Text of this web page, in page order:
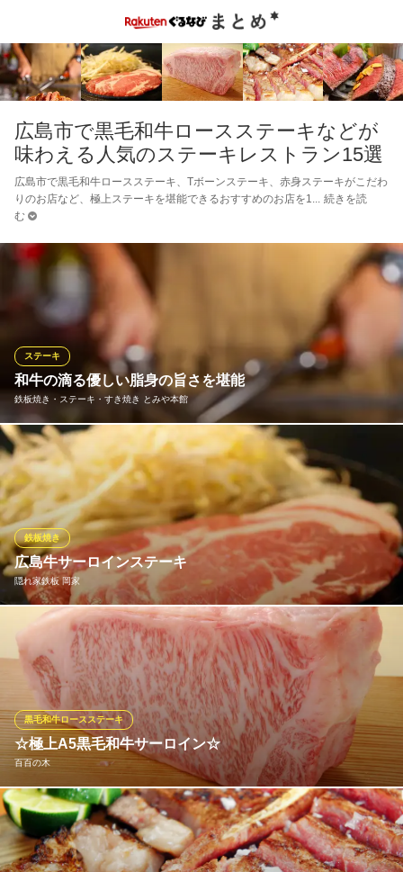
広島市で黒毛和牛ロースステーキなどが
味わえる人気のステーキレストラン15選
広島市で黒毛和牛ロースステーキ、Tボーンステーキ、赤身ステーキがこだわ
りのお店など、極上ステーキを堪能できるおすすめのお店を1
続きを読
む
和牛の滴る優しい脂身の旨さを堪能
鉄板焼き・ステーキ・すき焼き とみや本館
ステーキ
日頃頑張っている自分へのご褒美に和牛のサーロインステーキは
いかがでしょうか？和牛ならではのきめ細やかな脂は火を加える
ことでジュッと溢れ出すほど。そんな旨みを閉じ込めたサーロイ
ンステーキは、その口溶けを目を閉じて噛み締めたくなる味わい
です。ごはんにもワインにも最適な一品。
鉄板焼き・ステーキ・すき焼き とみや本館
鉄板焼き＆ステーキ屋
広電本線立町駅 徒歩5分
広島県広島市中区袋町2-6
広島牛サーロインステーキ
隠れ家鉄板 岡家
鉄板焼き
広島牛のサーロインを鉄板焼きで味わう贅沢な一品です。 お好み
焼き以外にも、鉄板焼きメニューが豊富！お肉からお魚、野菜ま
で豊富なメニューご用意しています！迷った際は今日のおススメ
をお伝えします。
隠れ家鉄板 岡家
鉄板焼き・お好み焼き
ＪＲ広島駅 徒歩9分
広島県広島市東区光町2-8-5
☆極上A5黒毛和牛サーロイン☆
百百の木
黒毛和牛ロースステーキ
口に入れた瞬間に暴力的なほどに押し寄せるジューシーな肉汁の
波は思わず笑顔にならずにはいられない至福の瞬間です。本物の
味を五感でご堪能下さい。